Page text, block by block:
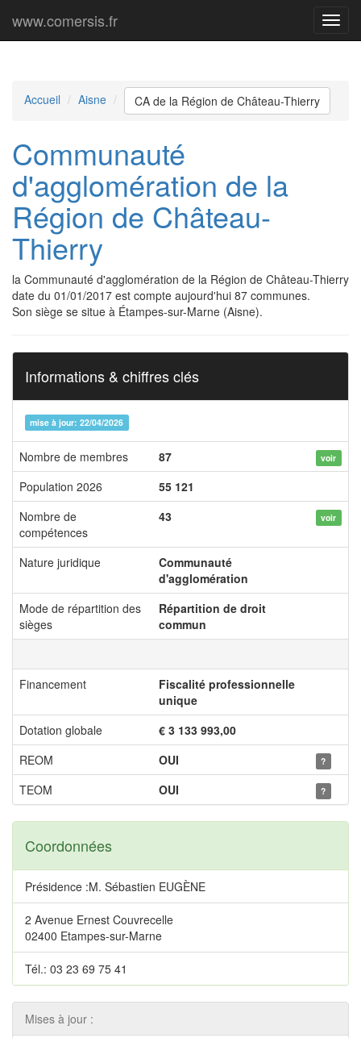
Menu
www.comersis.fr
Accueil Aisne CA de la Région de Château-Thierry
Communauté
d'agglomération de la
Région de Château-
Thierry
la Communauté d'agglomération de la Région de Château-Thierry
date du 01/01/2017 est compte aujourd'hui 87 communes.
Son siège se situe à Étampes-sur-Marne (Aisne).
Informations & chiffres clés
mise à jour: 22/04/2026
Nombre de membres 87 voir
Population 2026
55 121
Nombre de
compétences
43 voir
Nature juridique
Communauté
d'agglomération
Mode de répartition des
sièges
Répartition de droit
commun
Financement
Fiscalité professionnelle
unique
Dotation globale
€ 3 133 993,00
REOM
OUI ?
TEOM OUI ?
Coordonnées
Présidence :M. Sébastien EUGÈNE
2 Avenue Ernest Couvrecelle
02400 Etampes-sur-Marne
Tél.: 03 23 69 75 41
Mises à jour :